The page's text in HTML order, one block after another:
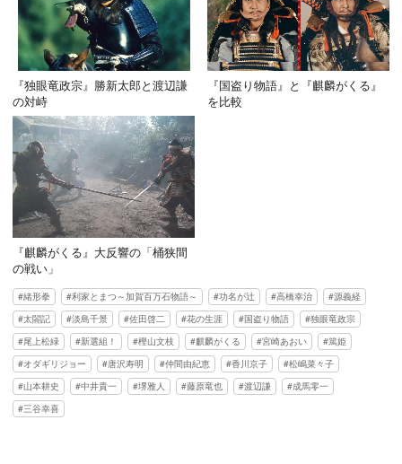
『独眼竜政宗』勝新太郎と渡辺謙
の対峙
『国盗り物語』と『麒麟がくる』
を比較
『麒麟がくる』大反響の「桶狭間
の戦い」
緒形拳 利家とまつ～加賀百万石物語～ 功名が辻 高橋幸治
源義経
太閤記
淡島千景 佐田啓二 花の生涯 国盗り物語
独眼竜政宗
尾上松緑
新選組！ 樫山文枝 麒麟がくる 宮崎あおい
篤姫
オダギリジョー
唐沢寿明 仲間由紀恵 香川京子
松嶋菜々子
山本耕史
中井貴一 堺雅人 藤原竜也 渡辺謙
成馬零一
三谷幸喜